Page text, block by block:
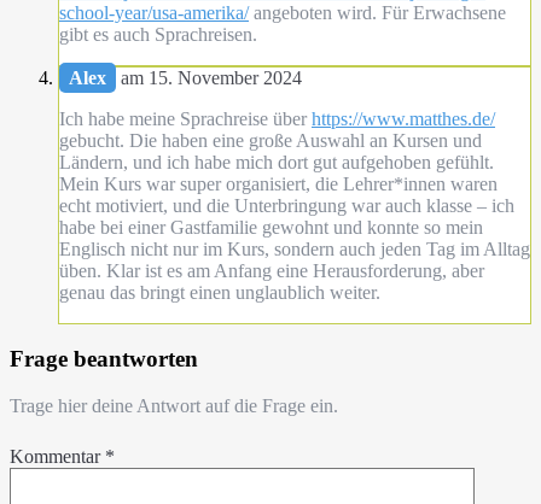
school-year/usa-amerika/angeboten wird. Für Erwachsene
gibt es auch Sprachreisen.
Alex
am 15. November 2024
Ich habe meine Sprachreise über https://www.matthes.de/
gebucht. Die haben eine große Auswahl an Kursen und
Ländern, und ich habe mich dort gut aufgehoben gefühlt.
Mein Kurs war super organisiert, die Lehrer*innen waren
echt motiviert, und die Unterbringung war auch klasse – ich
habe bei einer Gastfamilie gewohnt und konnte so mein
Englisch nicht nur im Kurs, sondern auch jeden Tag im Alltag
üben. Klar ist es am Anfang eine Herausforderung, aber
genau das bringt einen unglaublich weiter.
Frage beantworten
Trage hier deine Antwort auf die Frage ein.
Kommentar *